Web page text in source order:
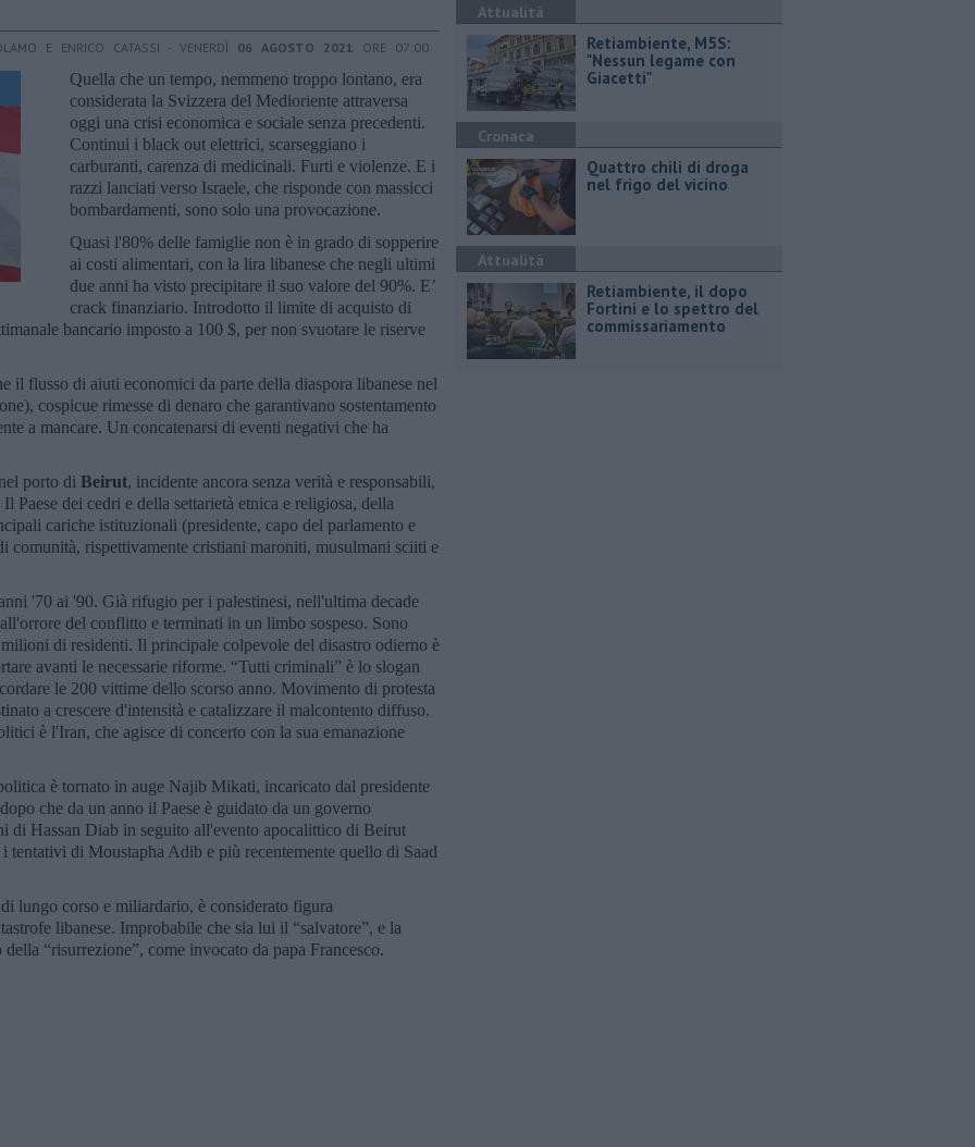
E ENRICO CATASSI - VENERDÌ 06 AGOSTO 2021 ORE 07:00
Quella che un tempo, nemmeno troppo lontano, era
considerata la Svizzera del Medioriente attraversa
oggi una crisi economica e sociale senza precedenti.
Continui i black out elettrici, scarseggiano i
carburanti, carenza di medicinali. Furti e violenze. E i
razzi lanciati verso Israele, che risponde con massicci
bombardamenti, sono solo una provocazione.
Quasi l'80% delle famiglie non è in grado di sopperire
ai costi alimentari, con la lira libanese che negli ultimi
due anni ha visto precipitare il suo valore del 90%. E’
crack finanziario. Introdotto il limite di acquisto di
bancario imposto a 100 $, per non svuotare le riserve
il flusso di aiuti economici da parte della diaspora libanese nel
cospicue rimesse di denaro che garantivano sostentamento
a mancare. Un concatenarsi di eventi negativi che ha
porto di Beirut, incidente ancora senza verità e responsabili,
Paese dei cedri e della settarietà etnica e religiosa, della
cariche istituzionali (presidente, capo del parlamento e
comunità, rispettivamente cristiani maroniti, musulmani sciiti e
'70 ai '90. Già rifugio per i palestinesi, nell'ultima decade
del conflitto e terminati in un limbo sospeso. Sono
di residenti. Il principale colpevole del disastro odierno è
avanti le necessarie riforme. “Tutti criminali” è lo slogan
le 200 vittime dello scorso anno. Movimento di protesta
a crescere d'intensità e catalizzare il malcontento diffuso.
è l'Iran, che agisce di concerto con la sua emanazione
è tornato in auge Najib Mikati, incaricato dal presidente
che da un anno il Paese è guidato da un governo
Hassan Diab in seguito all'evento apocalittico di Beirut
di Moustapha Adib e più recentemente quello di Saad
lungo corso e miliardario, è considerato figura
libanese. Improbabile che sia lui il “salvatore”, e la
“risurrezione”, come invocato da papa Francesco.
Attualità
Retiambiente, M5S:
"Nessun legame con
Giacetti"
Cronaca
Quattro chili di droga
nel frigo del vicino
Attualità
Retiambiente, il dopo
Fortini e lo spettro del
commissariamento